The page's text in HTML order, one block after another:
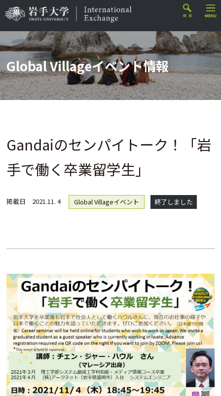
Global Villageイベント情報
Gandaiのセンパイトーク！「岩
手で働く卒業留学生」
掲載日 2021.11. 4 Global Villageイベント 終了しました